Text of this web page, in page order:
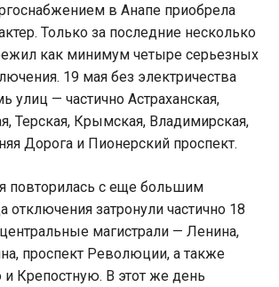
в Анапе приобрела
Только за последние несколько
как минимум четыре серьезных
19 мая без электричества
улиц — частично Астраханская,
Терская, Крымская, Владимирская,
Дорога и Пионерский проспект.
повторилась с еще большим
отключения затронули частично 18
магистрали — Ленина,
проспект Революции, а также
Крепостную. В этот же день